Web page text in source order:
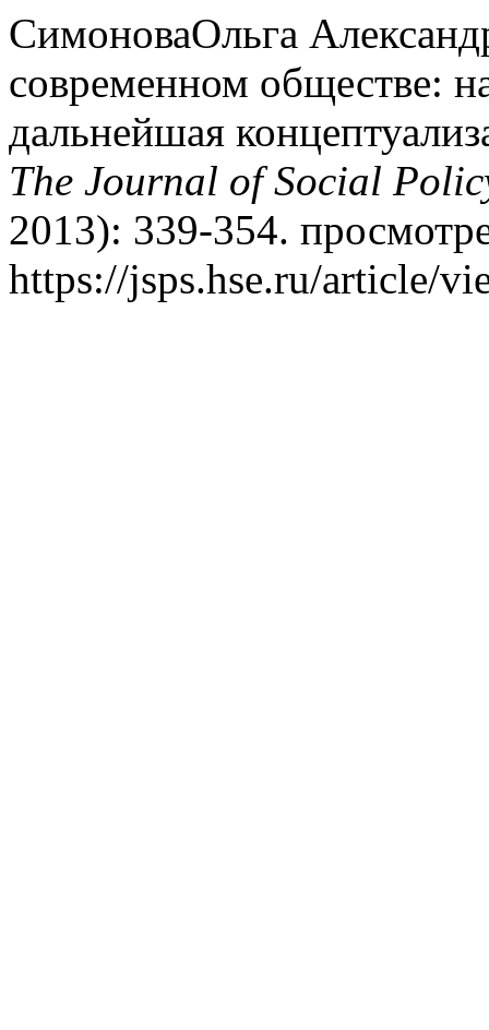
СимоноваОльга
современном обществе:
дальнейшая
The Journal of Social
2013): 339-354.
https://jsps.hse.ru/article/